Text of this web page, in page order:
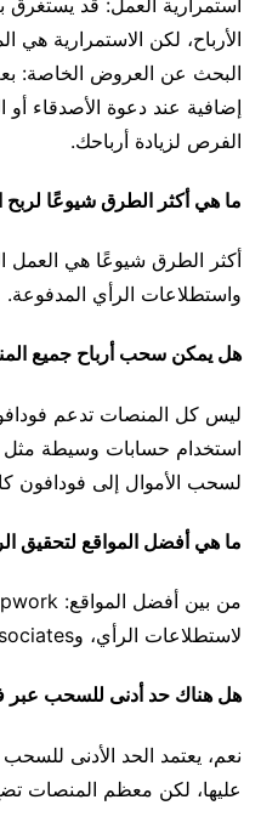
الأرباح، لكن الاستمرارية هي
البحث عن العروض الخاصة:
إضافية عند دعوة الأصدقاء
الفرص لزيادة أرباحك.
ما هي أكثر الطرق شيوعًا لربح
أكثر الطرق شيوعًا هي العمل
واستطلاعات الرأي المدفوعة.
هل يمكن سحب أرباح جميع
ليس كل المنصات تدعم
لسحب الأموال إلى فودافون
ما هي أفضل المواقع لتحقيق
لاستطلاعات الرأي، وAmazon Associates للتسويق بالعمولة.
هل هناك حد أدنى للسحب عبر
نعم، يعتمد الحد الأدنى
عليها، لكن معظم المنصات